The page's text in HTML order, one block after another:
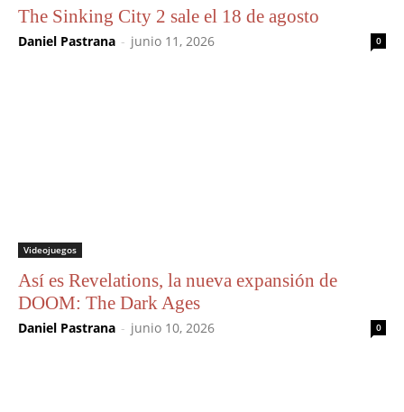
The Sinking City 2 sale el 18 de agosto
Daniel Pastrana - junio 11, 2026 0
Videojuegos
Así es Revelations, la nueva expansión de
DOOM: The Dark Ages
Daniel Pastrana - junio 10, 2026 0